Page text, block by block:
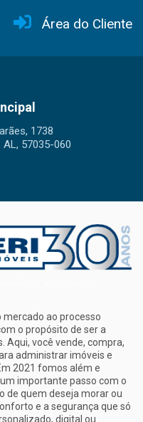
Área do Cliente
1738
57035-060
ao processo
o propósito de ser a
Aqui, você vende, compra,
administrar imóveis e
2021 fomos além e
importante passo com o
de quem deseja morar ou
e a segurança que só
digital ou